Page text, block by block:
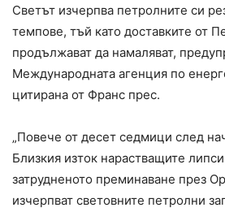
Светът изчерпва петролните си
темпове, тъй като доставките от
продължават да намаляват,
Международната агенция по
цитирана от Франс прес.
„Повече от десет седмици след
Близкия изток нарастващите
затрудненото преминаване през
изчерпват световните петролни